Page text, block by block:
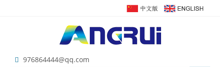
976864444@qq.com